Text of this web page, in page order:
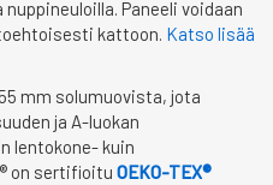
Paneeli voidaan
kattoon. Katso lisää
mm solumuovista, jota
ja A-luokan
lentokone- kuin
on sertifioitu OEKO-TEX®